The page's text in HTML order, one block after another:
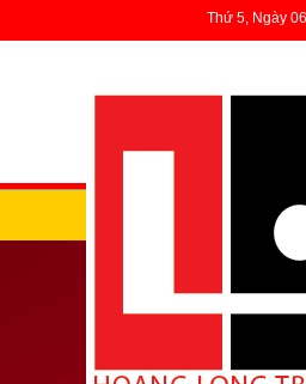
Thứ 5, Ngày
»
DỊCH VỤ TỔ CHỨC SỰ